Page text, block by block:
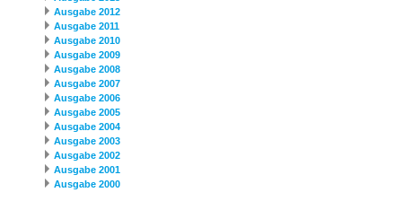
Ausgabe 2012
Ausgabe 2011
Ausgabe 2010
Ausgabe 2009
Ausgabe 2008
Ausgabe 2007
Ausgabe 2006
Ausgabe 2005
Ausgabe 2004
Ausgabe 2003
Ausgabe 2002
Ausgabe 2001
Ausgabe 2000